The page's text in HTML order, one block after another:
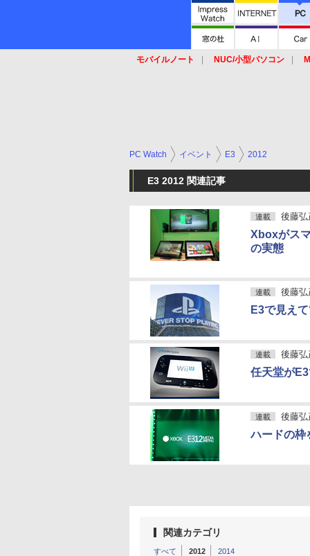
モバイルノート NUC/小型パソコン
PC Watch イベント E3 2012
E3 2012 関連記事
連載 後藤
Xboxがス
の実態
連載 後藤
E3で見え
連載 後藤
任天堂が
連載 後藤
ハードの
関連カテゴリ
すべて 2012 2014